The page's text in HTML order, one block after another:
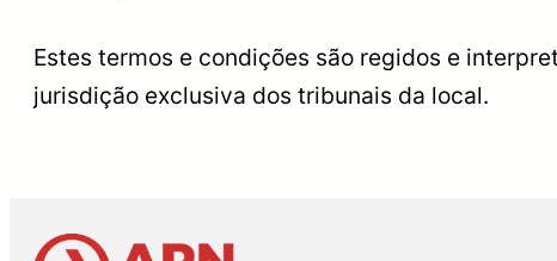
Estes termos e condições são regidos e
jurisdição exclusiva dos tribunais da local.